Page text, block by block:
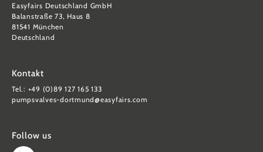
Easyfairs Deutschland GmbH
Balanstraße 73, Haus 8
81541 München
Deutschland
Kontakt
Tel.: +49 (0)89 127 165 133
pumpsvalves-dortmund@easyfairs.com
Follow us